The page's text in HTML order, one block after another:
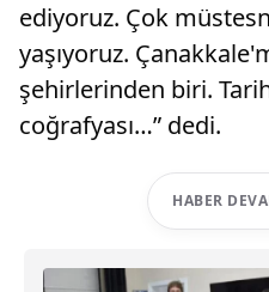
ediyoruz. Çok
yaşıyoruz.
şehirlerinden biri.
coğrafyası…” dedi.
HABER